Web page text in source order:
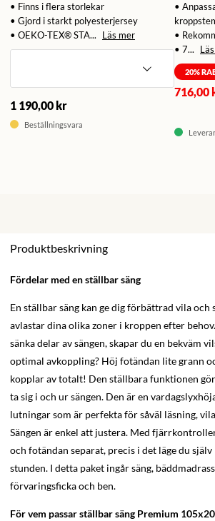
• Finns i flera storlekar
• Gjord i starkt polyesterjersey
• OEKO-TEX® STA...
Läs mer
1 190,00 kr
Beställningsvara
•
•
• 7...
20%
716,00
Produktbeskrivning
Fördelar med en ställbar säng
En ställbar säng kan ge dig förbättrad vila och
avlastar dina olika zoner i kroppen efter
sänka delar av sängen, skapar du en bekväm
optimal avkoppling? Höj fotändan lite grann
kopplar av totalt! Den ställbara funktionen
ta sig i och ur sängen. Den är en
lutningar som är perfekta för såväl läsning,
Sängen är enkel att justera. Med
och fotändan separat, precis i det läge du
stunden. I detta paket ingår säng,
förvaringsficka och ben.
För vem passar ställbar säng Premium